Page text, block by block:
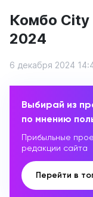
Комбо City
2024
6 декабря 2024
Выбирай из
по мнению
Прибыльные
редакции сайта
Перейти в